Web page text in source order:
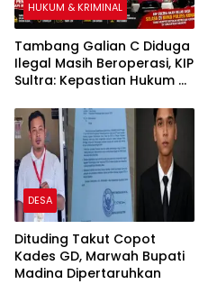
HUKUM & KRIMINAL
Tambang Galian C Diduga
Ilegal Masih Beroperasi, KIP
Sultra: Kepastian Hukum di
yang Baru Dipertanyakan
DESA
Dituding Takut Copot
Kades GD, Marwah Bupati
Madina Dipertaruhkan